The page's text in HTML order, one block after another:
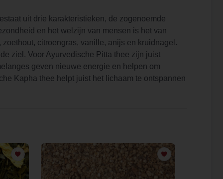
uit drie karakteristieken, de zogenoemde
en het welzijn van mensen is het van
citroengras, vanille, anijs en kruidnagel.
ziel. Voor Ayurvedische Pitta thee zijn juist
geven nieuwe energie en helpen om
Kapha thee helpt juist het lichaam te ontspannen